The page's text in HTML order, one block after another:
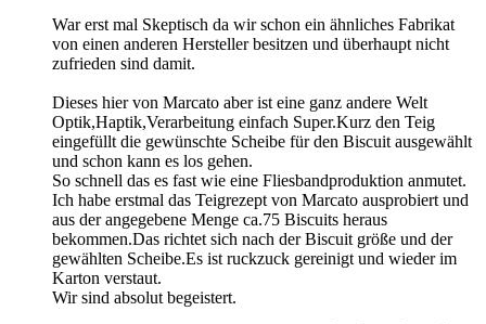
War erst mal Skeptisch da wir schon ein ähnliches Fabrikat
von einen anderen Hersteller besitzen und überhaupt nicht
zufrieden sind damit.
Dieses hier von Marcato aber ist eine ganz andere Welt
Optik,Haptik,Verarbeitung einfach Super.Kurz den Teig
eingefüllt die gewünschte Scheibe für den Biscuit ausgewählt
und schon kann es los gehen.
So schnell das es fast wie eine Fliesbandproduktion anmutet.
Ich habe erstmal das Teigrezept von Marcato ausprobiert und
aus der angegebene Menge ca.75 Biscuits heraus
bekommen.Das richtet sich nach der Biscuit größe und der
gewählten Scheibe.Es ist ruckzuck gereinigt und wieder im
Karton verstaut.
Wir sind absolut begeistert.